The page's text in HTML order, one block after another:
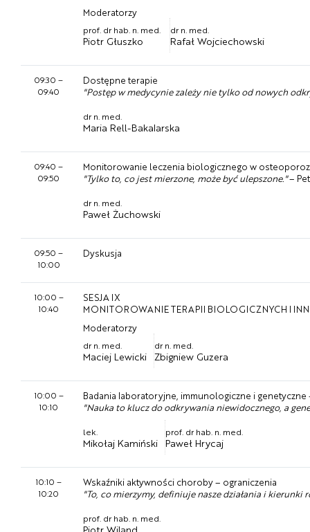
Moderatorzy
prof. dr hab. n. med.
Piotr Głuszko
dr n. med.
Rafał Wojciechowski
09:30 –
09:40
Dostępne terapie
"Postęp w medycynie zależy nie tylko od nowych
dr n. med.
Maria Rell-Bakalarska
09:40 –
09:50
Monitorowanie leczenia biologicznego w
"Tylko to, co jest mierzone, może być ulepszone."–
dr n. med.
Paweł Żuchowski
09:50 –
10:00
Dyskusja
10:00 –
10:40
SESJA IX
MONITOROWANIE TERAPII BIOLOGICZNYCH I
Moderatorzy
dr n. med.
Maciej Lewicki
dr n. med.
Zbigniew Guzera
10:00 –
10:10
Badania laboratoryjne, immunologiczne i
"Nauka to klucz do odkrywania niewidocznego, a
lek.
Mikołaj Kamiński
prof. dr hab. n. med.
Paweł Hrycaj
10:10 –
10:20
Wskaźniki aktywności choroby – ograniczenia
"To, co mierzymy, definiuje nasze działania i kierunki
prof. dr hab. n. med.
Piotr Wiland